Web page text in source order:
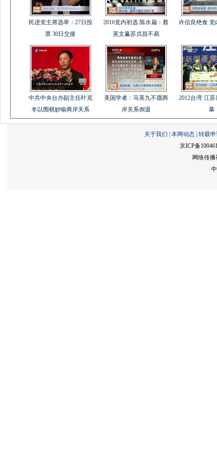
民进党主席选举：27日投
票 30日交接
2016党内初选 陈水扁：蔡
英文赢苏贞昌不易
许信良绝食 党
中共中央台办副主任叶克
冬以围棋妙喻两岸关系
美国学者：马英九不愿两
岸关系倒退
2012台湾·江
幕
关于我们 本网动态 转载
京ICP备
网络传